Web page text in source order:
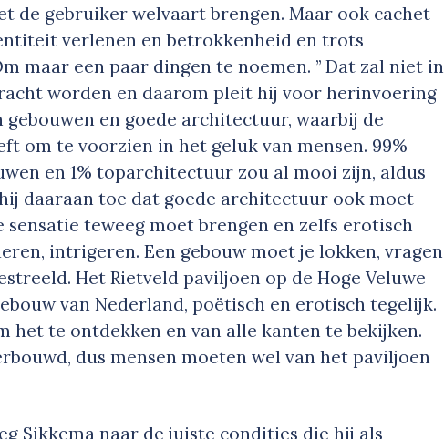
de gebruiker welvaart brengen. Maar ook cachet
verlenen en betrokkenheid en trots
maar een paar dingen te noemen. ’’ Dat zal niet in
worden en daarom pleit hij voor herinvoering
en goede architectuur, waarbij de
om te voorzien in het geluk van mensen. 99%
en 1% toparchitectuur zou al mooi zijn, aldus
daaraan toe dat goede architectuur ook moet
teweeg moet brengen en zelfs erotisch
intrigeren. Een gebouw moet je lokken, vragen
Het Rietveld paviljoen op de Hoge Veluwe
van Nederland, poëtisch en erotisch tegelijk.
het te ontdekken en van alle kanten te bekijken.
dus mensen moeten wel van het paviljoen
Sikkema naar de juiste condities die hij als